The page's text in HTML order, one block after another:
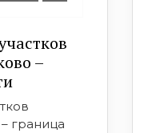
–
граница